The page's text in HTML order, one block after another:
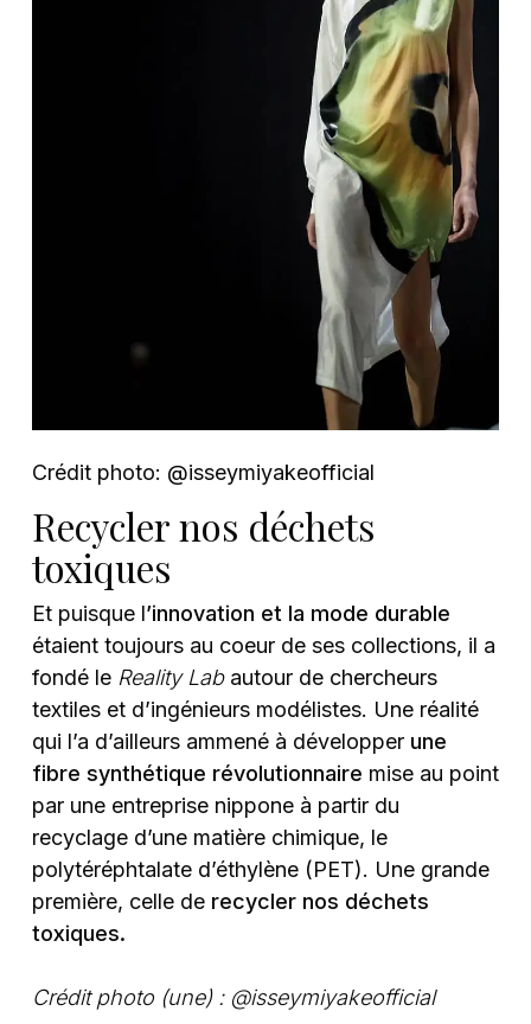
Crédit photo: @isseymiyakeofficial
Recycler nos déchets
toxiques
Et puisque l’innovation et la mode durable
étaient toujours au coeur de ses collections, il a
fondé le Reality Labautour de chercheurs
textiles et d’ingénieurs modélistes. Une réalité
qui l’a d’ailleurs ammené à développer une
fibre synthétique révolutionnaire mise au point
par une entreprise nippone à partir du
recyclage d’une matière chimique, le
polytéréphtalate d’éthylène (PET). Une grande
première, celle de recycler nos déchets
toxiques.
Crédit photo (une) : @isseymiyakeofficial